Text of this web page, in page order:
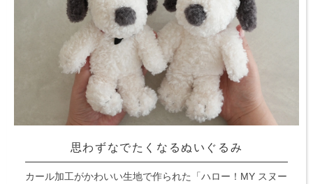
思わずなでたくなるぬいぐるみ
カール加工がかわいい生地で作られた「ハロー！MY スヌー